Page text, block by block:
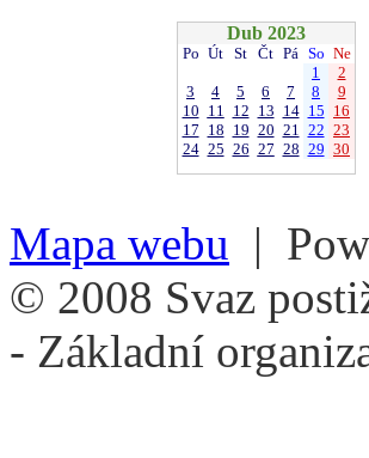
Dub 2023
Po Út St Čt Pá So Ne
1
2
3
4 5 6 7 8
9
10 11 12 13 14 15 16
17 18 19 20 21 22 23
24 25 26 27 28 29 30
Mapa webu |
© 2008 Svaz
- Základní